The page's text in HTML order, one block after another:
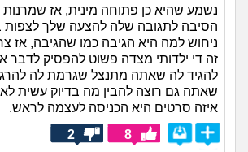
נשמע שהיא כן פתוחה מינית, אז שמרנות
הסיבה לתגובה שלה להצעה שלך לצפות
ניחוש למה היא הגיבה כמו שהגיבה, אז
זה די ילדותי מצדה פשוט להפסיק לדבר
להגיד לה שאתה מתנצל שגרמת לה
שאתה גם רוצה להבין מה בדיוק עשית
איזה סרטים היא הכניסה לעצמה לראש.
8
2